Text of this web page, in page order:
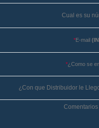
Cual es su
*E-mail
*¿Como se
¿Con que Distribuidor le